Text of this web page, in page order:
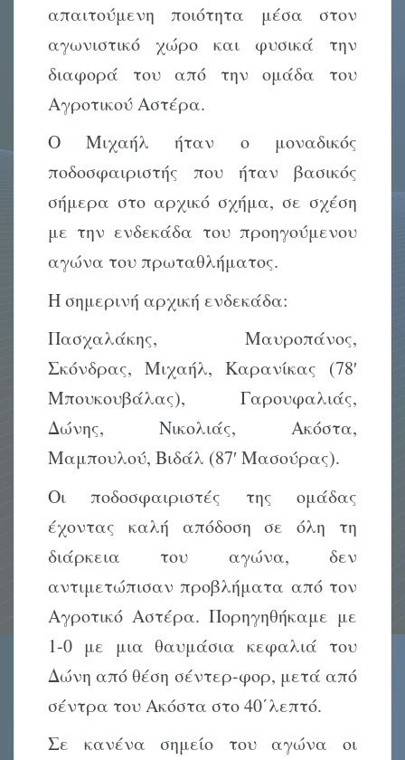
απαιτούμενη ποιότητα μέσα στον
αγωνιστικό χώρο και φυσικά την
διαφορά του από την ομάδα του
Αγροτικού Αστέρα.
Ο Μιχαήλ ήταν ο μοναδικός
ποδοσφαιριστής που ήταν βασικός
σήμερα στο αρχικό σχήμα, σε σχέση
με την ενδεκάδα του προηγούμενου
αγώνα του πρωταθλήματος.
Η σημερινή αρχική ενδεκάδα:
Πασχαλάκης, Μαυροπάνος,
Σκόνδρας, Μιχαήλ, Καρανίκας (78′
Μπουκουβάλας), Γαρουφαλιάς,
Δώνης, Νικολιάς, Ακόστα,
Μαμπουλού, Βιδάλ (87′ Μασούρας).
Οι ποδοσφαιριστές της ομάδας
έχοντας καλή απόδοση σε όλη τη
διάρκεια του αγώνα, δεν
αντιμετώπισαν προβλήματα από τον
Αγροτικό Αστέρα. Πορηγηθήκαμε με
1-0 με μια θαυμάσια κεφαλιά του
Δώνη από θέση σέντερ-φορ, μετά από
σέντρα του Ακόστα στο 40΄λεπτό.
Σε κανένα σημείο του αγώνα οι